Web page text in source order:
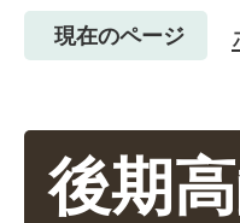
現在のページ
後期